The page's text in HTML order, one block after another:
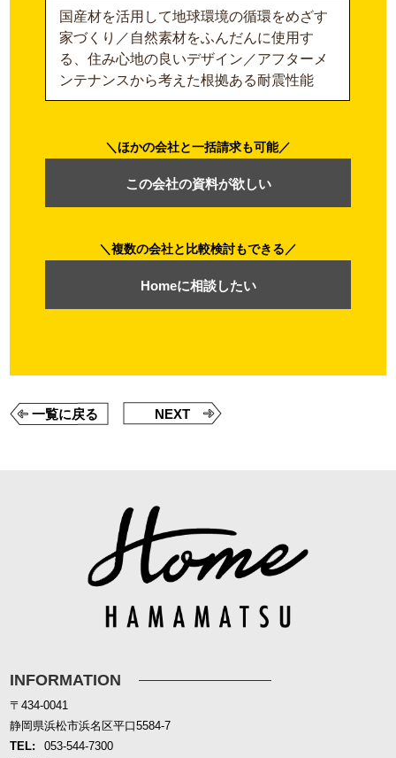
国産材を活用して地球環境の循環をめざす
家づくり／自然素材をふんだんに使用す
る、住み心地の良いデザイン／アフターメ
ンテナンスから考えた根拠ある耐震性能
複数の会社と比較検討もできる
Homeに相談したい
ほかの会社と一括請求も可能
この会社の資料が欲しい
一覧に戻る NEXT
INFORMATION
〒434-0041
静岡県浜松市浜名区平口5584-7
TEL:
053-544-7300